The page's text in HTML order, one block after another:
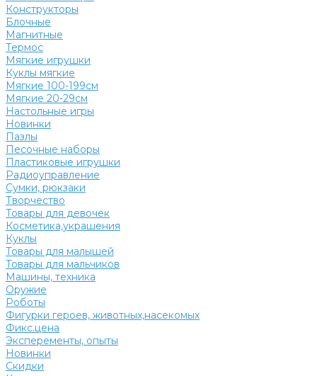
Конструкторы
Блочные
Магнитные
Термос
Мягкие игрушки
Куклы мягкие
Мягкие 100-199см
Мягкие 20-29см
Настольные игры
Новинки
Пазлы
Песочные наборы
Пластиковые игрушки
Радиоуправление
Сумки, рюкзаки
Творчество
Товары для девочек
Косметика,украшения
Куклы
Товары для малышей
Товары для мальчиков
Машины, техника
Оружие
Роботы
Фигурки героев, животных,насекомых
Фикс.цена
Эксперементы, опыты
Новинки
Скидки